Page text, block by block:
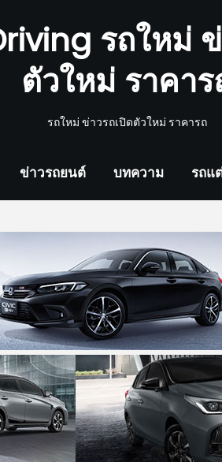
รถใหม่
ตัวใหม่ ราคาร
รถใหม่ ข่าวรถเปิดตัวใหม่ ราคารถ
ข่าวรถยนต์ บทความ รถแ